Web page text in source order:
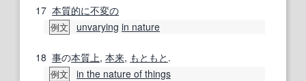
17 本質的に不変の
例文 unvarying in nature
18 事の本質 上, 本来, もともと .
例文 in the nature of things